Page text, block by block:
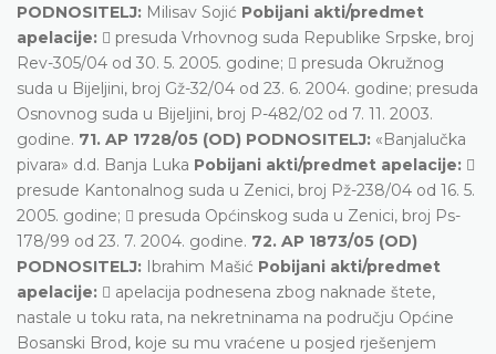
PODNOSITELJ: Milisav Sojić Pobijani akti/predmet
apelacije:  presuda Vrhovnog suda Republike Srpske, broj
Rev-305/04 od 30. 5. 2005. godine;  presuda Okružnog
suda u Bijeljini, broj Gž-32/04 od 23. 6. 2004. godine; presuda
Osnovnog suda u Bijeljini, broj P-482/02 od 7. 11. 2003.
godine. 71. AP 1728/05 (OD) PODNOSITELJ: «Banjalučka
pivara» d.d. Banja Luka Pobijani akti/predmet apelacije: 
presude Kantonalnog suda u Zenici, broj Pž-238/04 od 16. 5.
2005. godine;  presuda Općinskog suda u Zenici, broj Ps-
178/99 od 23. 7. 2004. godine. 72. AP 1873/05 (OD)
PODNOSITELJ: Ibrahim Mašić Pobijani akti/predmet
apelacije:  apelacija podnesena zbog naknade štete,
nastale u toku rata, na nekretninama na području Općine
Bosanski Brod, koje su mu vraćene u posjed rješenjem